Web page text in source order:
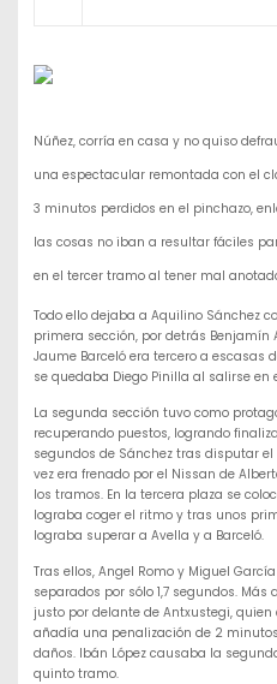
Núñez, corría en casa y no quiso
una espectacular remontada con el
3 minutos perdidos en el pinchazo,
las cosas no iban a resultar fáciles
en el tercer tramo al tener mal
Todo ello dejaba a Aquilino Sánchez
primera sección, por detrás
Jaume Barceló era tercero a escasas
se quedaba Diego Pinilla al salirse en
La segunda sección tuvo como
recuperando puestos, logrando
segundos de Sánchez tras disputar
vez era frenado por el Nissan de
los tramos. En la tercera plaza se
lograba coger el ritmo y tras unos
lograba superar a Avella y a Barceló.
Tras ellos, Angel Romo y Miguel
separados por sólo 1,7 segundos.
justo por delante de Antxustegi,
añadía una penalización de 2
daños. Ibán López causaba la
quinto tramo.